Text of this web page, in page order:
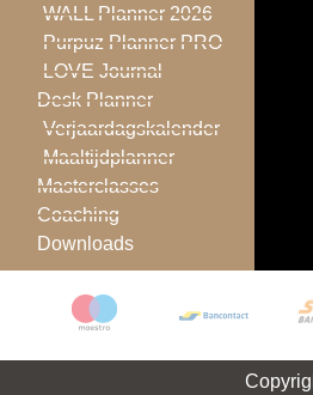
WALL Planner 2026
Purpuz Planner PRO
LOVE Journal
Desk Planner
Verjaardagskalender
Maaltijdplanner
Masterclasses
Coaching
Downloads